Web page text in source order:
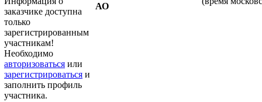
заказчике доступна
только
зарегистрированным
участникам!
Необходимо
авторизоваться или
зарегистрироваться и
заполнить профиль
участника.
АО